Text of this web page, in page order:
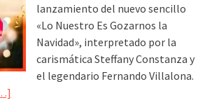
lanzamiento del nuevo sencillo
«Lo Nuestro Es Gozarnos la
Navidad», interpretado por la
carismática Steffany Constanza y
el legendario Fernando Villalona.